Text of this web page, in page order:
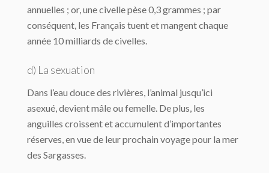
annuelles ; or, une civelle pèse 0,3 grammes ; par
conséquent, les Français tuent et mangent chaque
année 10 milliards de civelles.
d) La sexuation
Dans l’eau douce des rivières, l’animal jusqu’ici
asexué, devient mâle ou femelle. De plus, les
anguilles croissent et accumulent d’importantes
réserves, en vue de leur prochain voyage pour la mer
des Sargasses.